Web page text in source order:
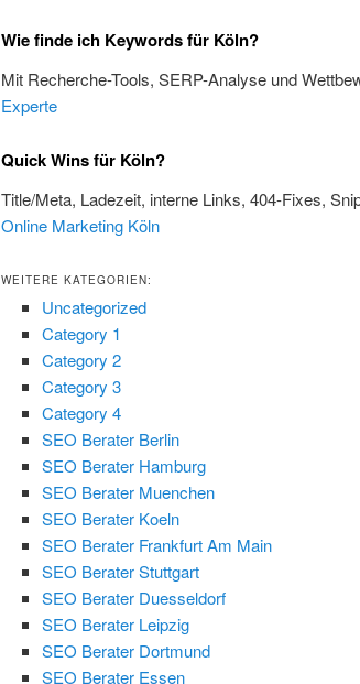
Wie finde ich Keywords für Köln?
Mit Recherche-Tools, SERP-Analyse und
Experte
Quick Wins für Köln?
Title/Meta, Ladezeit, interne Links, 404-Fixes,
Online Marketing Köln
WEITERE KATEGORIEN:
Uncategorized
Category 1
Category 2
Category 3
Category 4
SEO Berater Berlin
SEO Berater Hamburg
SEO Berater Muenchen
SEO Berater Koeln
SEO Berater Frankfurt Am Main
SEO Berater Stuttgart
SEO Berater Duesseldorf
SEO Berater Leipzig
SEO Berater Dortmund
SEO Berater Essen